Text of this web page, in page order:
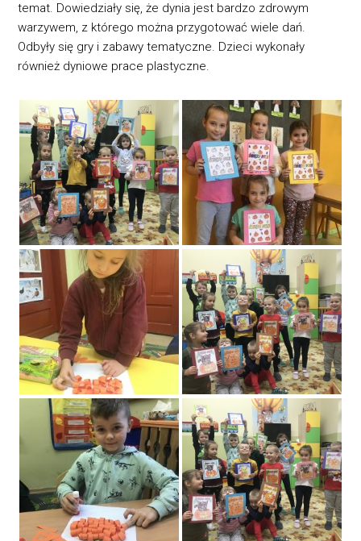
temat. Dowiedziały się, że dynia jest bardzo zdrowym
warzywem, z którego można przygotować wiele dań.
Odbyły się gry i zabawy tematyczne. Dzieci wykonały
również dyniowe prace plastyczne.